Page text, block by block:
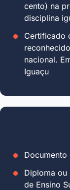
cento) na
disciplina
Certificado
nacional.
Iguaçu
Documento
Diploma ou
de Ensino